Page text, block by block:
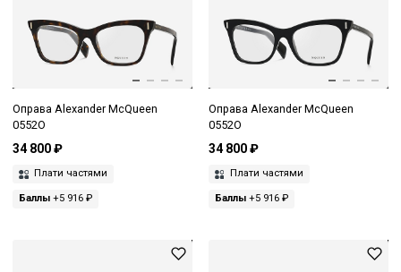
Оправа Alexander McQueen
0552O
34 800 ₽
Плати частями
Баллы +5 916 ₽
Оправа Alexander McQueen
0552O
34 800 ₽
Плати частями
Баллы+5 916 ₽